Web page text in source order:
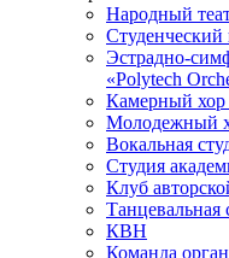
Народный
Эстрадно-
«Polytech
Камерный
Молодежный
Вокальная
Студия
Клуб
Танцевальная
КВН
Команда